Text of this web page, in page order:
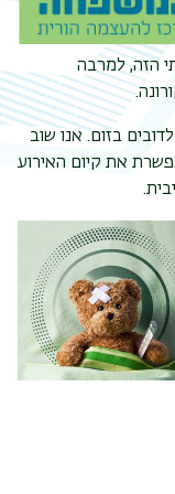
הזה, למרבה
בזום. אנו שוב
את קיום האירוע